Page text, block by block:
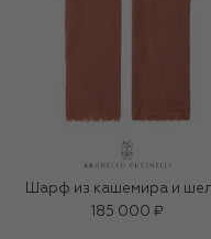
Шарф из кашемира и
185 000 ₽